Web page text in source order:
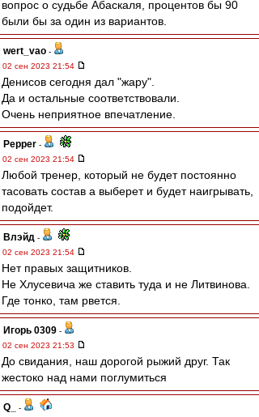
вопрос о судьбе Абаскаля, процентов бы 90
были бы за один из вариантов.
wert_vao -
02 сен 2023 21:54
Денисов сегодня дал "жару".
Да и остальные соответствовали.
Очень неприятное впечатление.
Pepper -
02 сен 2023 21:54
Любой тренер, который не будет постоянно
тасовать состав а выберет и будет наигрывать,
подойдет.
Влэйд -
02 сен 2023 21:54
Нет правых защитников.
Не Хлусевича же ставить туда и не Литвинова.
Где тонко, там рвется.
Игорь 0309 -
02 сен 2023 21:53
До свидания, наш дорогой рыжий друг. Так
жестоко над нами поглумиться
Q_ -